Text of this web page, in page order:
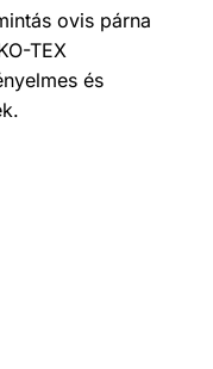
ovis párna
TEX
és